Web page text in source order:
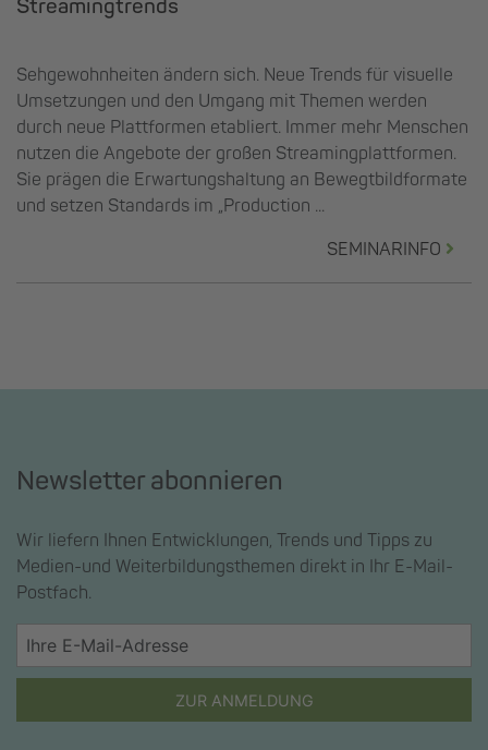
Streamingtrends
Sehgewohnheiten ändern sich. Neue Trends für visuelle
Umsetzungen und den Umgang mit Themen werden
durch neue Plattformen etabliert. Immer mehr Menschen
nutzen die Angebote der großen Streamingplattformen.
Sie prägen die Erwartungshaltung an Bewegtbildformate
und setzen Standards im „Production ...
SEMINARINFO
Newsletter abonnieren
Wir liefern Ihnen Entwicklungen, Trends und Tipps zu
Medien-und Weiterbildungsthemen direkt in Ihr E-Mail-
Postfach.
ZUR ANMELDUNG